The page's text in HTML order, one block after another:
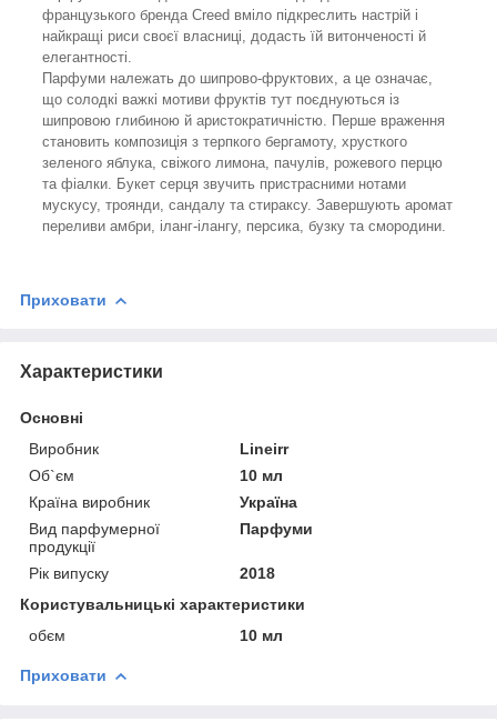
французького бренда Creed вміло підкреслить настрій і
найкращі риси своєї власниці, додасть їй витонченості й
елегантності.
Парфуми належать до шипрово-фруктових, а це означає,
що солодкі важкі мотиви фруктів тут поєднуються із
шипровою глибиною й аристократичністю. Перше враження
становить композиція з терпкого бергамоту, хрусткого
зеленого яблука, свіжого лимона, пачулів, рожевого перцю
та фіалки. Букет серця звучить пристрасними нотами
мускусу, троянди, сандалу та стираксу. Завершують аромат
переливи амбри, іланг-ілангу, персика, бузку та смородини.
Приховати
Характеристики
Основні
Виробник
Lineirr
Об`єм
10 мл
Країна виробник
Україна
Вид парфумерної
продукції
Парфуми
Рік випуску
2018
Користувальницькі характеристики
обєм
10 мл
Приховати